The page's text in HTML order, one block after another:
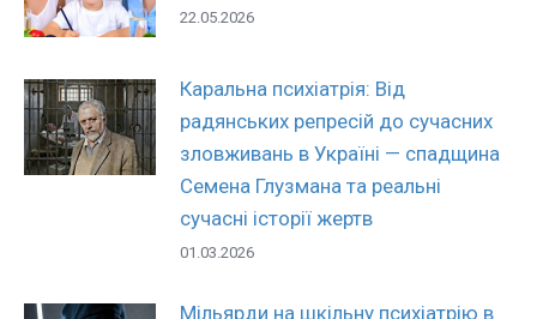
22.05.2026
Каральна психіатрія: Від
радянських репресій до сучасних
зловживань в Україні — спадщина
Семена Глузмана та реальні
сучасні історії жертв
01.03.2026
Мільярди на шкільну психіатрію в